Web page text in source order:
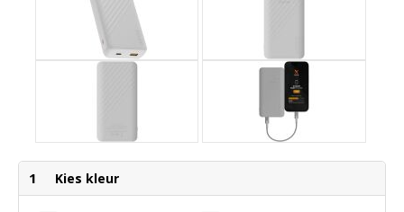
1 Kies kleur